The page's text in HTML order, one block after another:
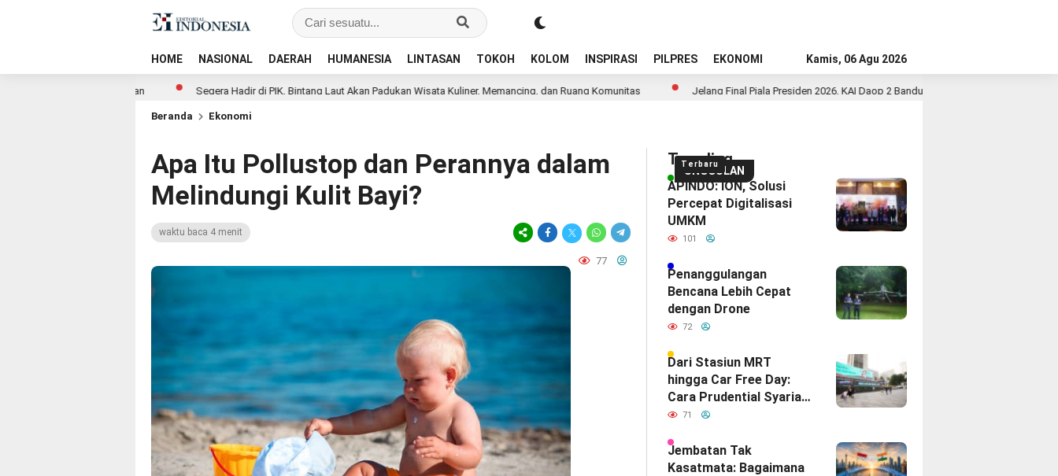
HOME NASIONAL DAERAH HUMANESIA LINTASAN TOKOH KOLOM INSPIRASI PILPRES EKONOMI Kamis, 06 Agu 2026
Segera Hadir di PIK, Bintang Laut Akan Padukan Wisata Kuliner, Memancing, dan Ruang Komunitas Jelang Final Piala Presiden 2026, KAI Daop 2 Bandung Imbau Pelanggan Datang Lebih Awal ke
Beranda Ekonomi
Apa Itu Pollustop dan Perannya dalam
Melindungi Kulit Bayi?
waktu baca 4 menit
77
UNGGULAN
Terbaru
Trending
APINDO: ION, Solusi
Percepat Digitalisasi
UMKM
101
Penanggulangan
Bencana Lebih Cepat
dengan Drone
72
Dari Stasiun MRT
hingga Car Free Day:
Cara Prudential Syariah
Merayakan yang Nomor
Indonesia
71
Jembatan Tak
Kasatmata: Bagaimana